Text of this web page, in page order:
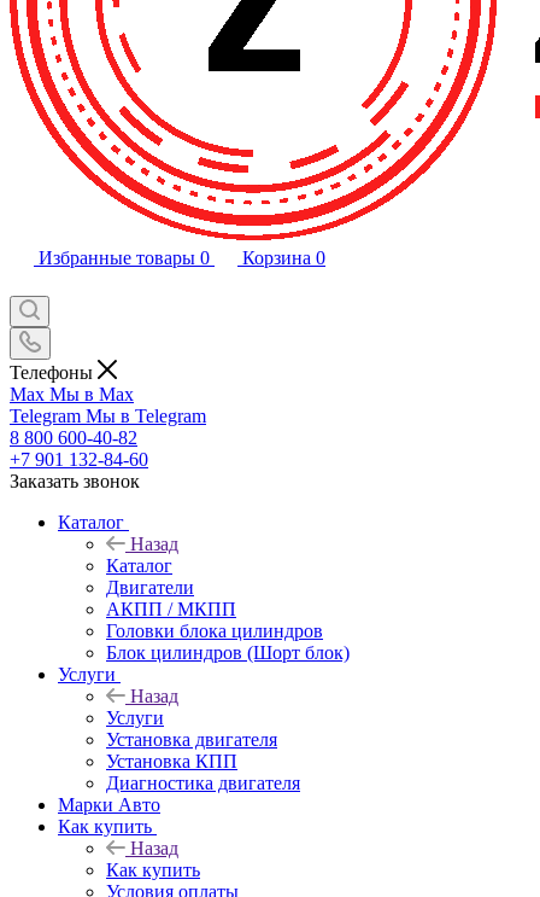
Избранные товары 0 Корзина 0
Телефоны
Max Мы в Max
Telegram Мы в Telegram
8 800 600-40-82
+7 901 132-84-60
Заказать звонок
Каталог
Назад
Каталог
Двигатели
АКПП / МКПП
Головки блока цилиндров
Блок цилиндров (Шорт блок)
Услуги
Назад
Услуги
Установка двигателя
Установка КПП
Диагностика двигателя
Марки Авто
Как купить
Назад
Как купить
Условия оплаты